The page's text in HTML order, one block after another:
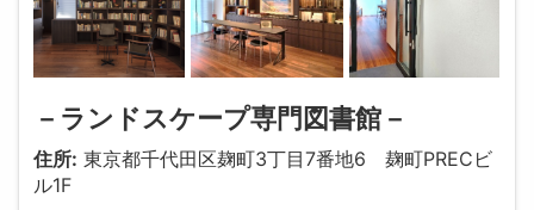
－ランドスケープ専門図書館－
住所: 東京都千代田区麹町3丁目7番地6 麹町PRECビ
ル1F